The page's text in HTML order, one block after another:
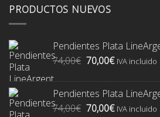
PRODUCTOS NUEVOS
Pendientes Plata
74,00€ El
era:
74,00€.
70,00€El
es:
70,00€.
IVA incluido
Pendientes Plata
74,00€ El
70,00€ElIVA incluido